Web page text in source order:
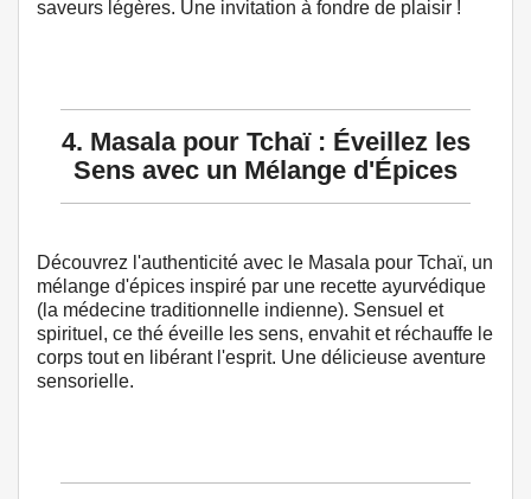
saveurs légères. Une invitation à fondre de plaisir !
4. Masala pour Tchaï : Éveillez les
Sens avec un Mélange d'Épices
Découvrez l'authenticité avec le Masala pour Tchaï, un
mélange d'épices inspiré par une recette ayurvédique
(la médecine traditionnelle indienne). Sensuel et
spirituel, ce thé éveille les sens, envahit et réchauffe le
corps tout en libérant l'esprit. Une délicieuse aventure
sensorielle.